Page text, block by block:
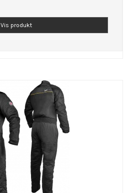
Vis produkt